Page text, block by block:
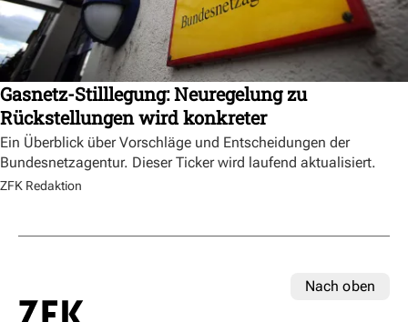
Gasnetz-Stilllegung: Neuregelung zu
Rückstellungen wird konkreter
Ein Überblick über Vorschläge und Entscheidungen der
Bundesnetzagentur. Dieser Ticker wird laufend aktualisiert.
ZFK Redaktion
Nach oben